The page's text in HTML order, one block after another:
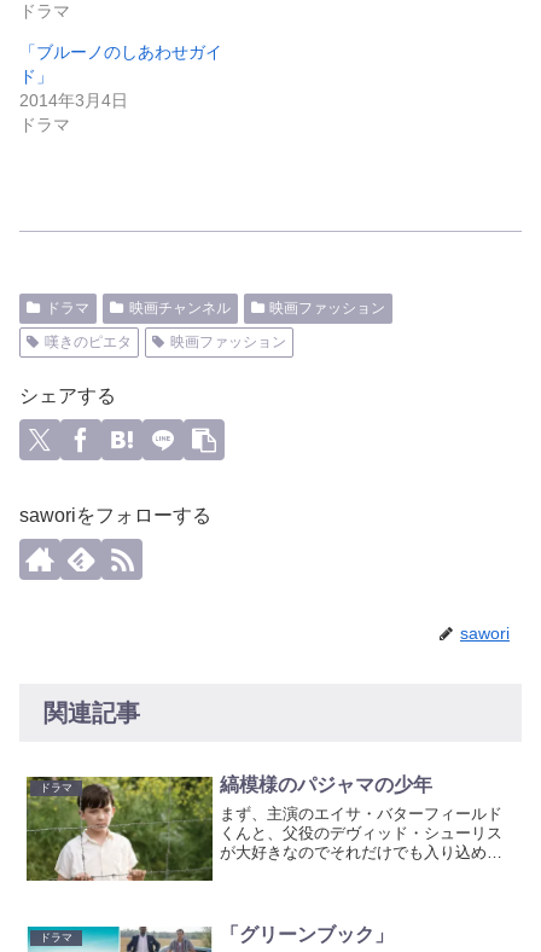
ドラマ
「ブルーノのしあわせガイ
ド」
2014年3月4日
ドラマ
ドラマ 映画チャンネル
映画ファッション
嘆きのピエタ
映画ファッション
シェアする
saworiをフォローする
sawori
関連記事
ドラマ 縞模様のパジャマの少年
まず、主演のエイサ・バターフィールド
くんと、父役のデヴィッド・シューリス
が大好きなのでそれだけでも入り込める
なります。そんなこと...
ドラマ 「グリーンブック」